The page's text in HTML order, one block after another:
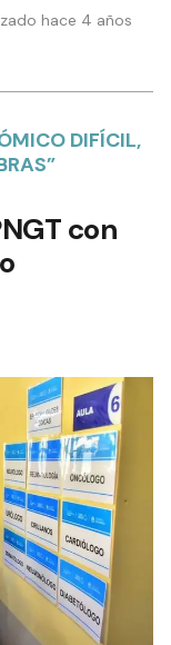
hace 4 años
DIFÍCIL,
con